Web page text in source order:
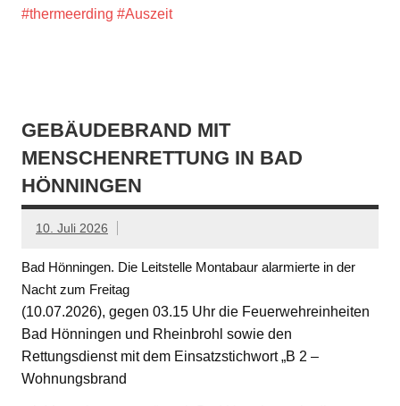
#thermeerding #Auszeit
GEBÄUDEBRAND MIT
MENSCHENRETTUNG IN BAD
HÖNNINGEN
10. Juli 2026
Bad Hönningen. Die Leitstelle Montabaur alarmierte in der
Nacht zum Freitag
(10.07.2026), gegen 03.15 Uhr die Feuerwehreinheiten
Bad Hönningen und Rheinbrohl sowie den
Rettungsdienst mit dem Einsatzstichwort „B 2 –
Wohnungsbrand